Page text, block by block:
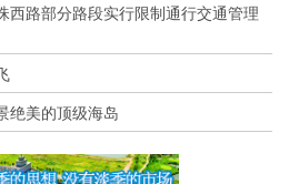
西路部分路段实行限制通行交通管理
绝美的顶级海岛